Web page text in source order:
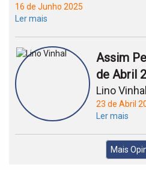
16 de Junho 2025
Ler mais
Assim
de Abril
Lino Vinhal
23 de Abril
Ler mais
Mais